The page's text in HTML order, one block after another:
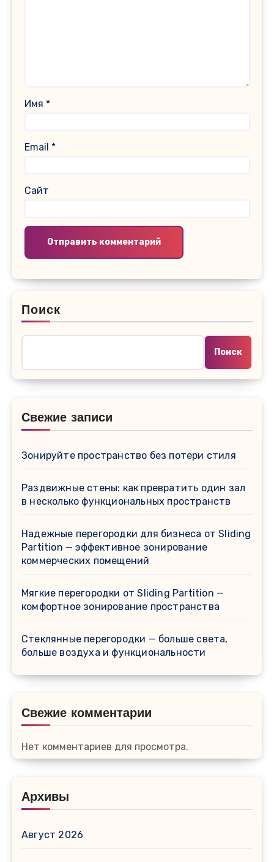
Имя *
Email *
Сайт
Поиск
Поиск
Свежие записи
Зонируйте пространство без потери стиля
Раздвижные стены: как превратить один зал
в несколько функциональных пространств
Надежные перегородки для бизнеса от Sliding
Partition — эффективное зонирование
коммерческих помещений
Мягкие перегородки от Sliding Partition —
комфортное зонирование пространства
Стеклянные перегородки — больше света,
больше воздуха и функциональности
Свежие комментарии
Нет комментариев для просмотра.
Архивы
Август 2026